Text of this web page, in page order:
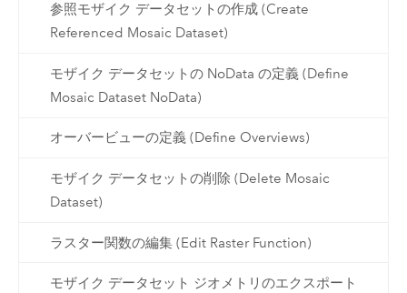
参照モザイク データセットの作成 (Create
Referenced Mosaic Dataset)
モザイク データセットの NoData の定義 (Define
Mosaic Dataset NoData)
オーバービューの定義 (Define Overviews)
モザイク データセットの削除 (Delete Mosaic
Dataset)
ラスター関数の編集 (Edit Raster Function)
モザイク データセット ジオメトリのエクスポート